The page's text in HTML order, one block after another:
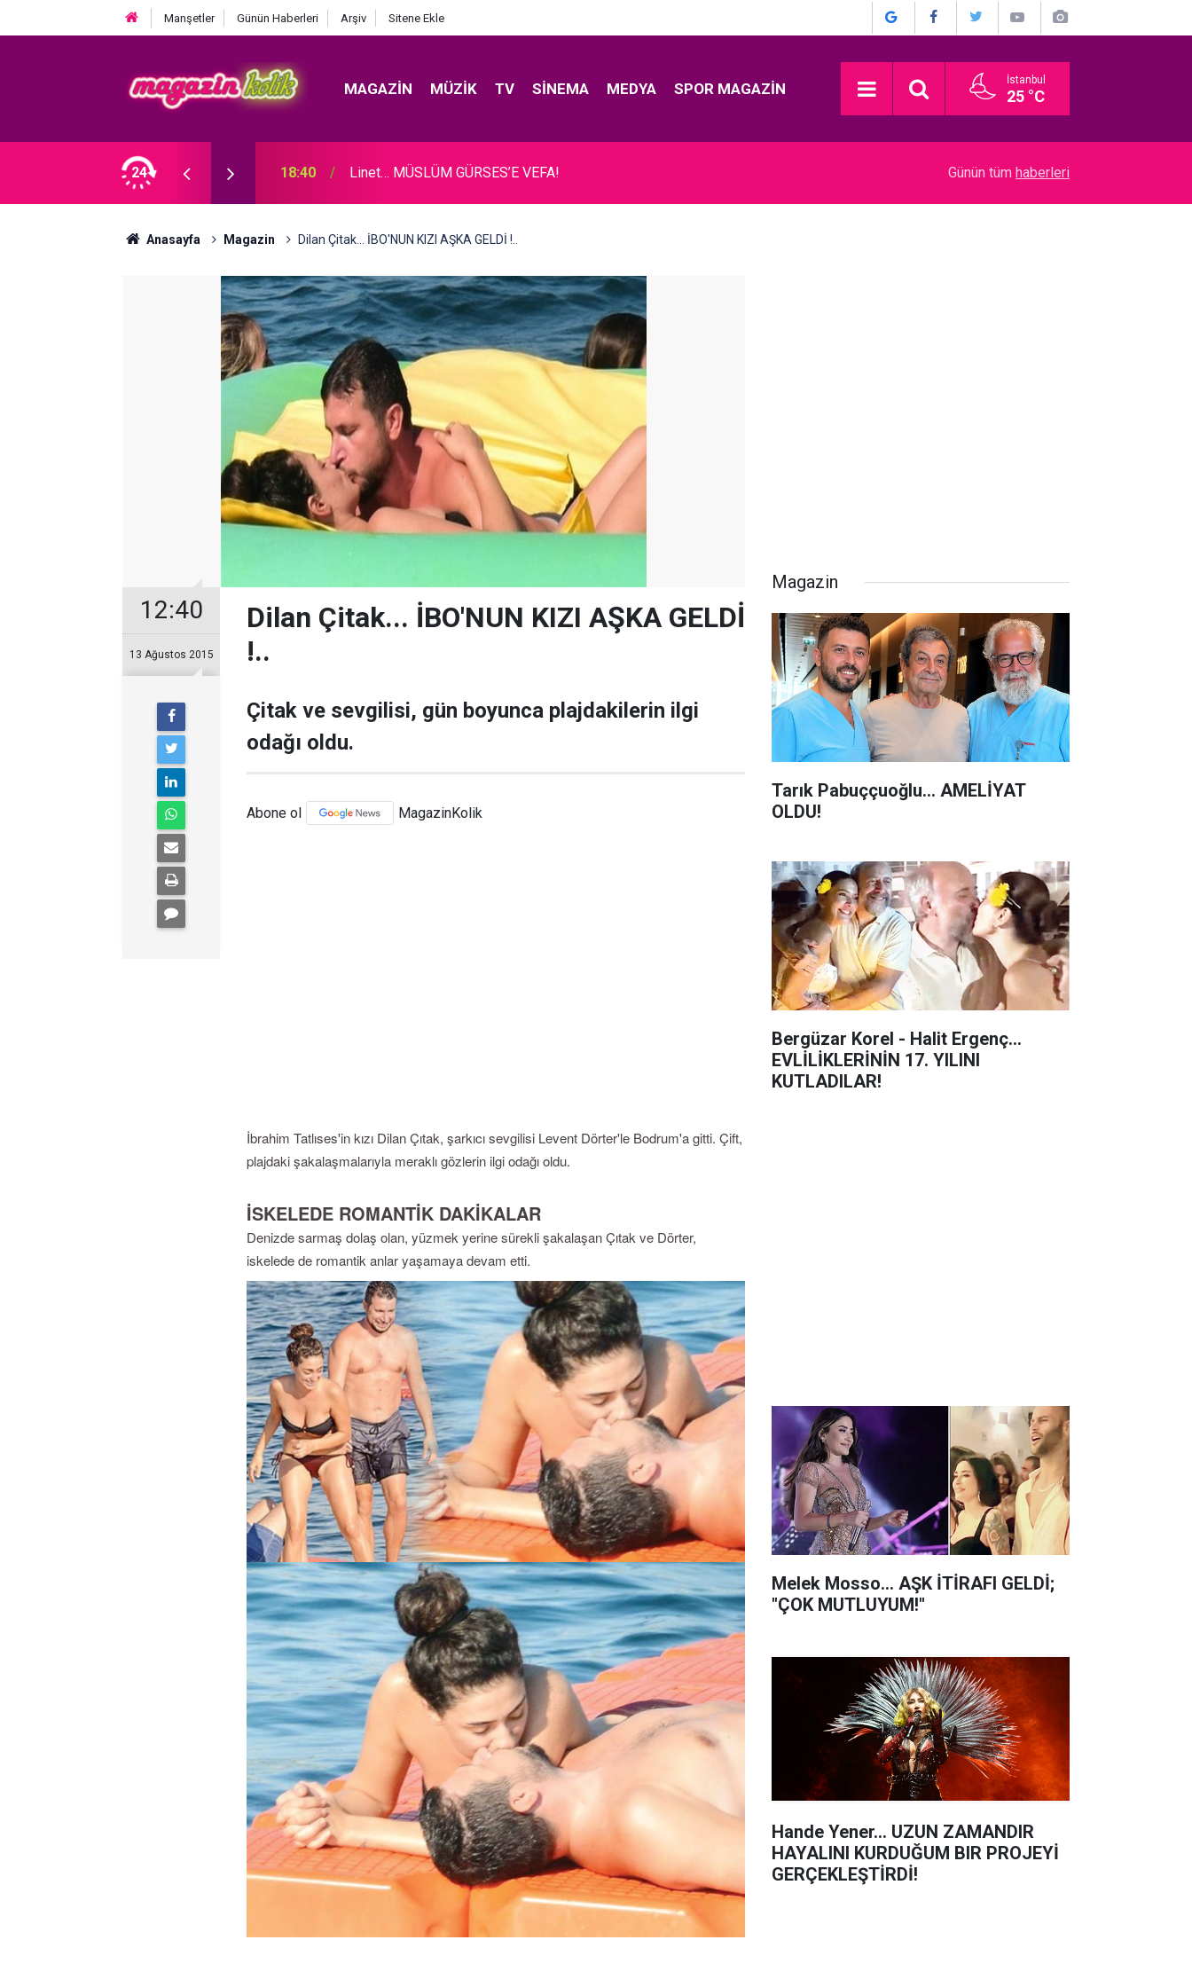
Manşetler Günün Haberleri Arşiv Sitene Ekle
MAGAZIN MÜZIK TV SINEMA MEDYA SPOR MAGAZIN İstanbul
25 °C
24 18:40 Linet… MÜSLÜM GÜRSES’E VEFA! Bergüzar Korel - Halit Ergenç...
Günün tüm haberleri
Anasayfa Magazin Dilan Çitak... İBO'NUN KIZI AŞKA GELDİ !..
12:40
13 Ağustos 2015
Dilan Çitak... İBO'NUN KIZI AŞKA GELDİ
!..
Çitak ve sevgilisi, gün boyunca plajdakilerin ilgi
odağı oldu.
Abone ol MagazinKolik
İbrahim Tatlıses'in kızı Dilan Çıtak, şarkıcı sevgilisi Levent Dörter'le Bodrum'a gitti. Çift,
plajdaki şakalaşmalarıyla meraklı gözlerin ilgi odağı oldu.
İSKELEDE ROMANTİK DAKİKALAR
Denizde sarmaş dolaş olan, yüzmek yerine sürekli şakalaşan Çıtak ve Dörter,
iskelede de romantik anlar yaşamaya devam etti.
Magazin
Tarık Pabuççuoğlu… AMELİYAT
OLDU!
Bergüzar Korel - Halit Ergenç...
EVLİLİKLERİNİN 17. YILINI
KUTLADILAR!
Melek Mosso... AŞK İTİRAFI GELDİ;
"ÇOK MUTLUYUM!"
Hande Yener... UZUN ZAMANDIR
HAYALINI KURDUĞUM BIR PROJEYİ
GERÇEKLEŞTİRDİ!